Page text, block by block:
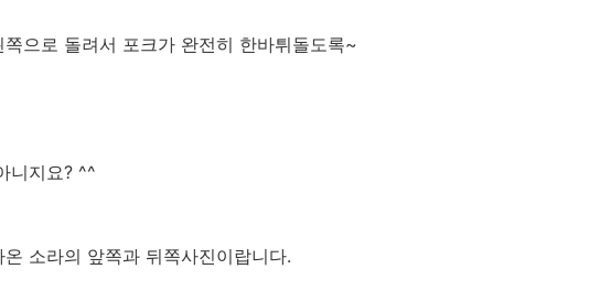
으로 돌려서 포크가 완전히 한바튀돌도록~
니지요? ^^
소라의 앞쪽과 뒤쪽사진이랍니다.